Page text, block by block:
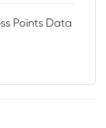
Points Data